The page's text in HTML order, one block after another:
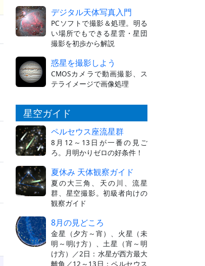
デジタル天体写真入門
PCソフトで撮影＆処理。明る
い場所でもできる星雲・星団
撮影を初歩から解説
惑星を撮影しよう
CMOSカメラで動画撮影、ス
テライメージで画像処理
星空ガイド
ペルセウス座流星群
8月12～13日が一番の見ご
ろ。月明かりゼロの好条件！
夏休み 天体観察ガイド
夏の大三角、天の川、流星
群、星空撮影。初級者向けの
観察ガイド
8月の見どころ
金星（夕方～宵）、火星（未
明～明け方）、土星（宵～明
け方）／2日：水星が西方最大
離角／12～13日：ペルセウス